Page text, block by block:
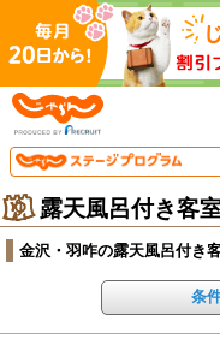
露天風呂付き客
金沢・羽咋の露天風呂付き
条